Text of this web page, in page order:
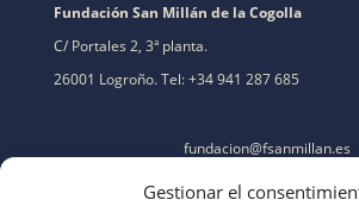
Gestionar el
Fundación San Millán de la Cogolla
C/ Portales 2, 3ª planta.
26001 Logroño. Tel: +34 941 287 685
fundacion@fsanmillan.es